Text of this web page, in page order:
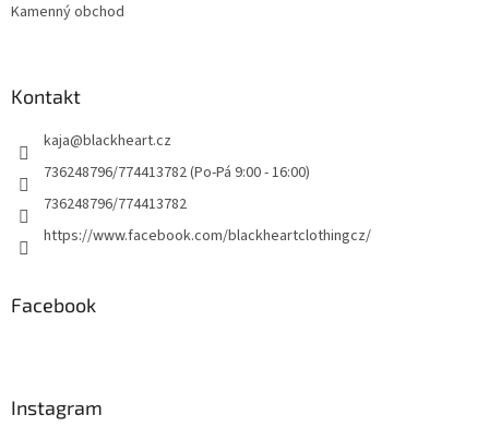
Kamenný obchod
Kontakt
kaja@blackheart.cz
736248796/774413782 (Po-Pá 9:00 - 16:00)
736248796/774413782
https://www.facebook.com/blackheartclothingcz/
Facebook
Instagram